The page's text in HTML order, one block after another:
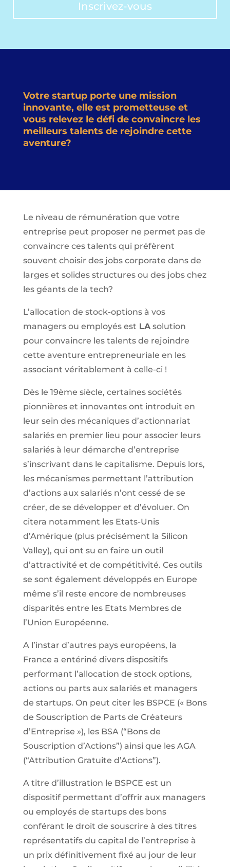
Inscrivez-vous
Votre startup porte une mission
innovante, elle est prometteuse et
vous relevez le défi de convaincre les
meilleurs talents de rejoindre cette
aventure?
Le niveau de rémunération que votre
entreprise peut proposer ne permet pas de
convaincre ces talents qui préfèrent
souvent choisir des jobs corporate dans de
larges et solides structures ou des jobs chez
les géants de la tech?
L’allocation de stock-options à vos
managers ou employés est LAsolution
pour convaincre les talents de rejoindre
cette aventure entrepreneuriale en les
associant véritablement à celle-ci !
Dès le 19ème siècle, certaines sociétés
pionnières et innovantes ont introduit en
leur sein des mécaniques d’actionnariat
salariés en premier lieu pour associer leurs
salariés à leur démarche d’entreprise
s’inscrivant dans le capitalisme. Depuis lors,
les mécanismes permettant l’attribution
d’actions aux salariés n’ont cessé de se
créer, de se développer et d’évoluer. On
citera notamment les Etats-Unis
d’Amérique (plus précisément la Silicon
Valley), qui ont su en faire un outil
d’attractivité et de compétitivité. Ces outils
se sont également développés en Europe
même s’il reste encore de nombreuses
disparités entre les Etats Membres de
l’Union Européenne.
A l’instar d’autres pays européens, la
France a entériné divers dispositifs
performant l’allocation de stock options,
actions ou parts aux salariés et managers
de startups. On peut citer les BSPCE (« Bons
de Souscription de Parts de Créateurs
d’Entreprise »), les BSA (“Bons de
Souscription d’Actions”) ainsi que les AGA
(“Attribution Gratuite d’Actions”).
A titre d’illustration le BSPCE est un
dispositif permettant d’offrir aux managers
ou employés de startups des bons
conférant le droit de souscrire à des titres
représentatifs du capital de l’entreprise à
un prix définitivement fixé au jour de leur